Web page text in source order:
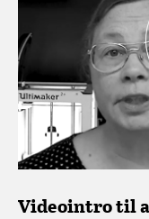
Videointro til